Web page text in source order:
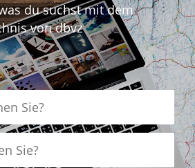
du suchst mit dem
von dbvz